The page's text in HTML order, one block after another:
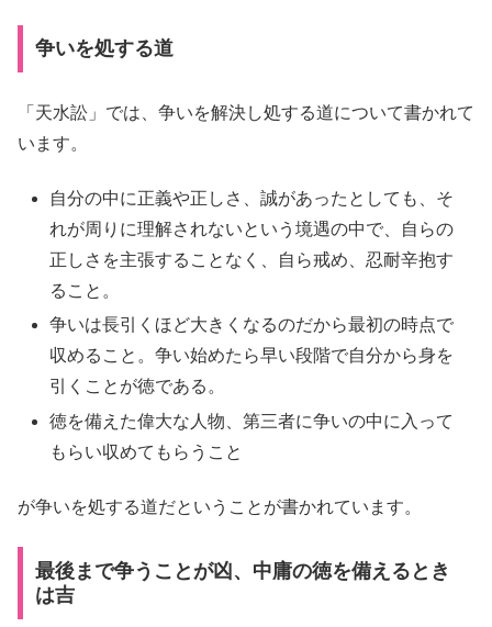
争いを処する道
「天水訟」では、争いを解決し処する道について書かれて
います。
自分の中に正義や正しさ、誠があったとしても、そ
れが周りに理解されないという境遇の中で、自らの
正しさを主張することなく、自ら戒め、忍耐辛抱す
ること。
争いは長引くほど大きくなるのだから最初の時点で
収めること。争い始めたら早い段階で自分から身を
引くことが徳である。
徳を備えた偉大な人物、第三者に争いの中に入って
もらい収めてもらうこと
が争いを処する道だということが書かれています。
最後まで争うことが凶、中庸の徳を備えるとき
は吉